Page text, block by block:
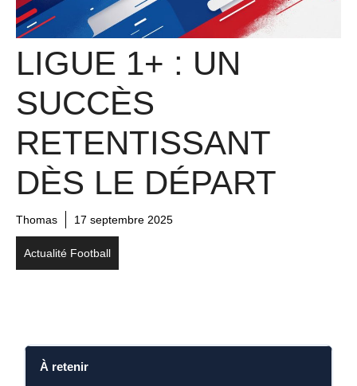
LIGUE 1+ : UN
SUCCÈS
RETENTISSANT
DÈS LE DÉPART
Thomas 17 septembre 2025
Actualité Football
À retenir